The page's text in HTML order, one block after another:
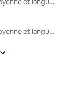
Locations moyenne et longue durée
Locations moyenne et longue durée